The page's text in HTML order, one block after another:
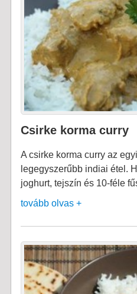
Csirke korma curry
A csirke korma curry az
legegyszerűbb indiai étel.
joghurt, tejszín és 10-féle
tovább olvas +